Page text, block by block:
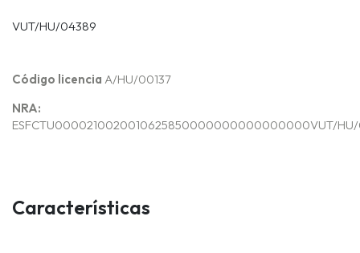
VUT/HU/04389
Código licencia A/HU/00137
NRA:
ESFCTU0000210020010625850000000000000000VUT/
Características